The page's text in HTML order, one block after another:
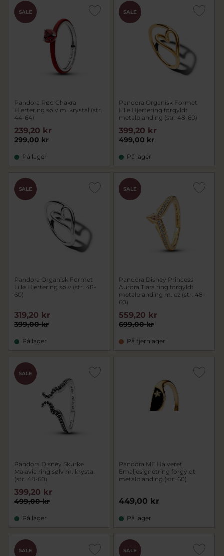
SALE
Pandora Rød Chakra
Hjertering sølv m. krystal (str.
44-64)
299,00 kr
239,20 kr
På lager
SALE
Pandora Organisk Formet
Lille Hjertering forgyldt
metalblanding (str. 48-60)
499,00 kr
399,20 kr
På lager
SALE
Pandora Organisk Formet
Lille Hjertering sølv (str. 48-
60)
399,00 kr
319,20 kr
På lager
SALE
Pandora Disney Princess
Aurora Tiara ring forgyldt
metalblanding m. cz (str. 48-
60)
699,00 kr
559,20 kr
På fjernlager
SALE
Pandora Disney Skurke
Malavia ring sølv m. krystal
(str. 48-60)
499,00 kr
399,20 kr
På lager
Pandora ME Halveret
Emaljesignetring forgyldt
metalblanding (str. 60)
449,00 kr
På lager
SALE SALE